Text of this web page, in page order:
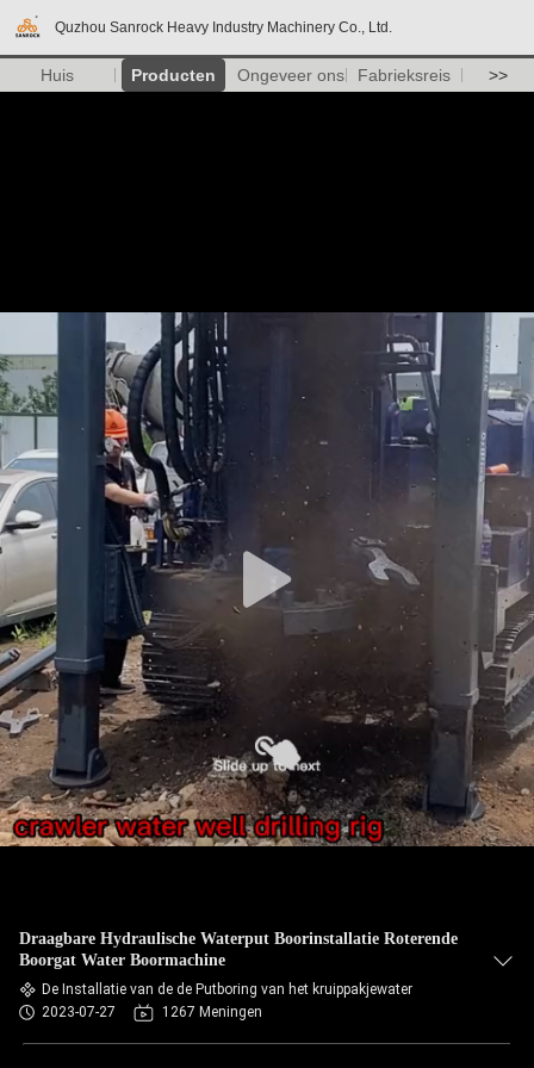
Quzhou Sanrock Heavy Industry Machinery Co., Ltd.
Huis Producten Ongeveer ons Fabrieksreis >>
Draagbare Hydraulische Waterput Boorinstallatie Roterende
Boorgat Water Boormachine
De Installatie van de de Putboring van het kruippakjewater
2023-07-27
1267 Meningen